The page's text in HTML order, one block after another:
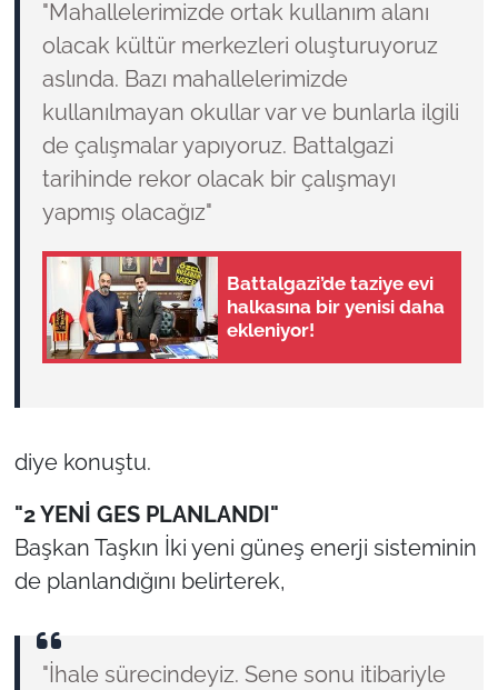
"Mahallelerimizde ortak kullanım alanı
olacak kültür merkezleri oluşturuyoruz
aslında. Bazı mahallelerimizde
kullanılmayan okullar var ve bunlarla ilgili
de çalışmalar yapıyoruz. Battalgazi
tarihinde rekor olacak bir çalışmayı
yapmış olacağız"
Battalgazi’de taziye evi
halkasına bir yenisi daha
ekleniyor!
diye konuştu.
"2 YENİ GES PLANLANDI"
Başkan Taşkın İki yeni güneş enerji sisteminin
de planlandığını belirterek,
"İhale sürecindeyiz. Sene sonu itibariyle